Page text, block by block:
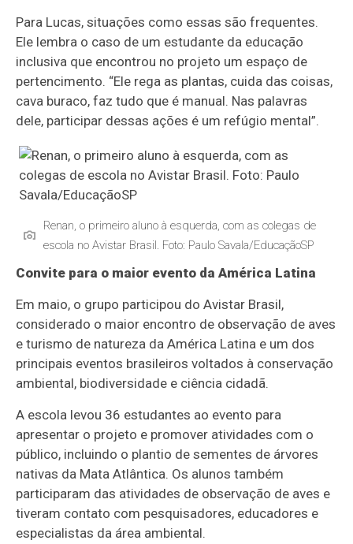
Para Lucas, situações como essas são frequentes.
Ele lembra o caso de um estudante da educação
inclusiva que encontrou no projeto um espaço de
pertencimento. “Ele rega as plantas, cuida das coisas,
cava buraco, faz tudo que é manual. Nas palavras
dele, participar dessas ações é um refúgio mental”.
Renan, o primeiro aluno à esquerda, com as colegas de
escola no Avistar Brasil. Foto: Paulo Savala/EducaçãoSP
Convite para o maior evento da América Latina
Em maio, o grupo participou do Avistar Brasil,
considerado o maior encontro de observação de aves
e turismo de natureza da América Latina e um dos
principais eventos brasileiros voltados à conservação
ambiental, biodiversidade e ciência cidadã.
A escola levou 36 estudantes ao evento para
apresentar o projeto e promover atividades com o
público, incluindo o plantio de sementes de árvores
nativas da Mata Atlântica. Os alunos também
participaram das atividades de observação de aves e
tiveram contato com pesquisadores, educadores e
especialistas da área ambiental.